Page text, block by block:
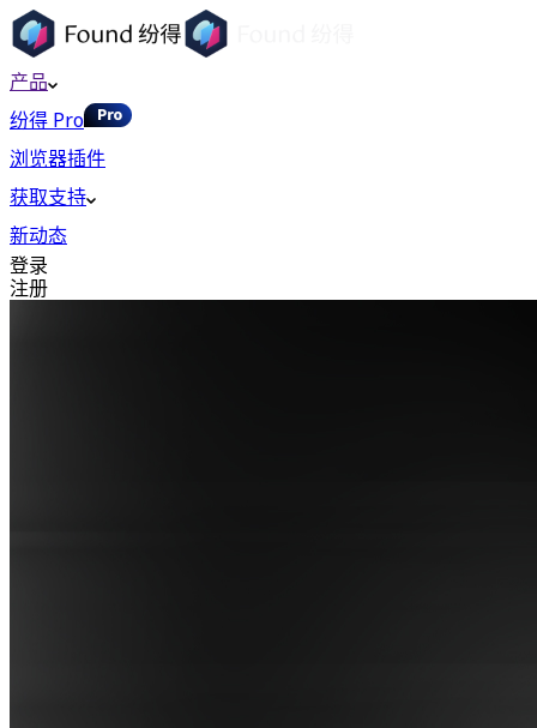
产品
纷得 Pro
浏览器插件
获取支持
新动态
登录
注册